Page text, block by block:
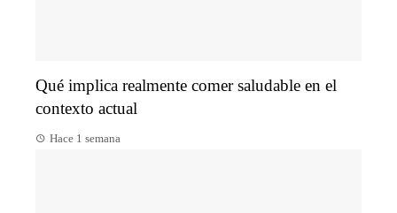
Qué implica realmente comer saludable en el
contexto actual
Hace 1 semana